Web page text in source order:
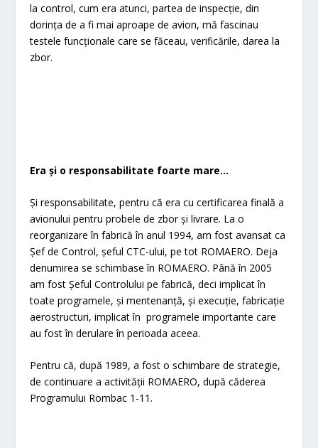
la control, cum era atunci, partea de inspecție, din
dorința de a fi mai aproape de avion, mă fascinau
testele funcționale care se făceau, verificările, darea la
zbor.
Era și o responsabilitate foarte mare…
Și responsabilitate, pentru că era cu certificarea finală a
avionului pentru probele de zbor și livrare. La o
reorganizare în fabrică în anul 1994, am fost avansat ca
Șef de Control, șeful CTC-ului, pe tot ROMAERO. Deja
denumirea se schimbase în ROMAERO. Până în 2005
am fost Șeful Controlului pe fabrică, deci implicat în
toate programele, și mentenanță, și execuție, fabricație
aerostructuri, implicat în programele importante care
au fost în derulare în perioada aceea.
Pentru că, după 1989, a fost o schimbare de strategie,
de continuare a activității ROMAERO, după căderea
Programului Rombac 1-11.